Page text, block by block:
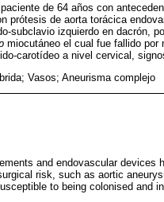
de 64 años con
prótesis de aorta torácica
subclavio izquierdo en dacrón,
miocutáneo el cual fue fallido
carotídeo a nivel cervical,
Vasos; Aneurisma complejo
and endovascular
risk, such as aortic
to being colonised and